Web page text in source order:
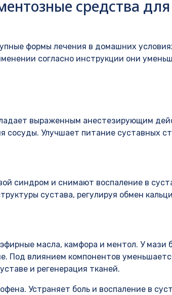
средства для
формы лечения в домашних
согласно инструкции они
выраженным анестезирующим
сосуды. Улучшает питание суставных
синдром и снимают воспаление в
сустава, регулируя обмен
масла, камфора и ментол. У мази
Под влиянием компонентов
и регенерация тканей.
Устраняет боль и воспаление в